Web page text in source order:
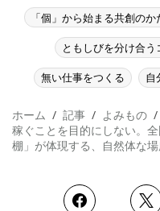
「個」から始まる共創のか
ともしびを分け合う
無い仕事をつくる 自
ホーム 記事 よみもの
稼ぐことを目的にしない。
棚」が体現する、自然体な場